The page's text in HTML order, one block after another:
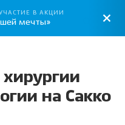
на Сакко
В АКЦИИ
мечты»